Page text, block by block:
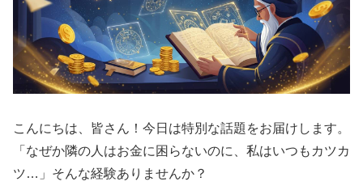
こんにちは、皆さん！今日は特別な話題をお届けします。
「なぜか隣の人はお金に困らないのに、私はいつもカツカ
ツ…」そんな経験ありませんか？